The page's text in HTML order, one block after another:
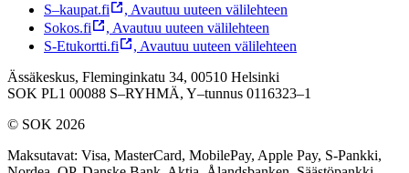
S–kaupat.fi , Avautuu uuteen välilehteen
Sokos.fi
, Avautuu uuteen välilehteen
S-Etukortti.fi
, Avautuu uuteen välilehteen
Ässäkeskus, Fleminginkatu 34, 00510 Helsinki
SOK PL1 00088 S–RYHMÄ, Y–tunnus 0116323–1
© SOK 2026
Maksutavat: Visa, MasterCard, MobilePay, Apple Pay, S-Pankki,